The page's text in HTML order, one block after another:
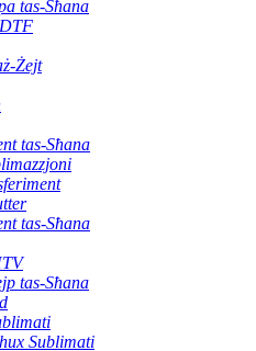
tas-Sħana
Żejt
tas-Sħana
tas-Sħana
tas-Sħana
Sublimati